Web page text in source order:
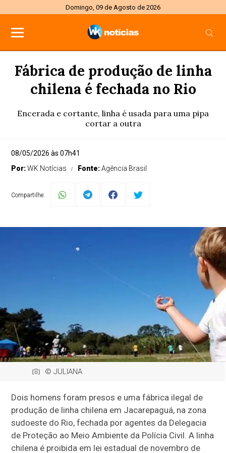
Domingo, 09 de Agosto de 2026
Fábrica de produção de linha
chilena é fechada no Rio
Encerada e cortante, linha é usada para uma pipa
cortar a outra
08/05/2026 às 07h41
Por:WK Notícias Fonte:Agência Brasil
Compartilhe:
© JULIANA
Dois homens foram presos e uma fábrica ilegal de
produção de linha chilena em Jacarepaguá, na zona
sudoeste do Rio, fechada por agentes da Delegacia
de Proteção ao Meio Ambiente da Polícia Civil. A linha
chilena é proibida em lei estadual de novembro de